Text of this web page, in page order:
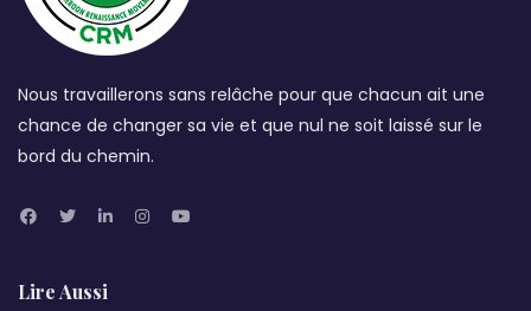
Nous travaillerons sans relâche pour que chacun ait une
chance de changer sa vie et que nul ne soit laissé sur le
bord du chemin.
Lire Aussi